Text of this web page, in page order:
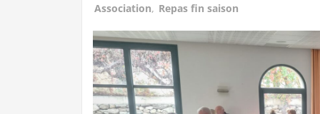
Association, Repas fin saison